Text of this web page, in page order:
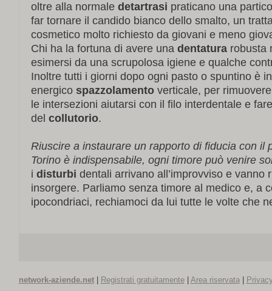
oltre alla normale detartrasi praticano una
far tornare il candido bianco dello smalto, un
cosmetico molto richiesto da giovani e meno
Chi ha la fortuna di avere una dentaturarobusta
esimersi da una scrupolosa igiene e qualche
Inoltre tutti i giorni dopo ogni pasto o spuntino è
energico spazzolamentoverticale, per
le intersezioni aiutarsi con il filo interdentale e
del collutorio.
Riuscire a instaurare un rapporto di fiducia con il
Torino è indispensabile, ogni timore può venire
i disturbi dentali arrivano all’improvviso e vanno
insorgere. Parliamo senza timore al medico e, a
ipocondriaci, rechiamoci da lui tutte le volte che
network-aziende.net| Registrati gratuitamente| Area riservata|